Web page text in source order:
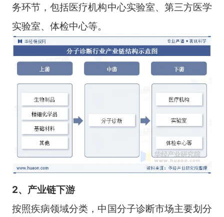
务环节，包括医疗机构中心实验室、第三方医学
实验室、体检中心等。
2、产业链下游
按照疾病领域分类，中国分子诊断市场主要划分